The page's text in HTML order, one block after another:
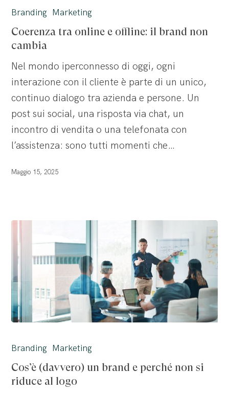
tra
online
e
il
brand
non
cambia
Branding Marketing
Coerenza tra online e offline: il brand non
cambia
Nel mondo iperconnesso di oggi, ogni
interazione con il cliente è parte di un unico,
continuo dialogo tra azienda e persone. Un
post sui social, una risposta via chat, un
incontro di vendita o una telefonata con
l’assistenza: sono tutti momenti che…
Maggio 15, 2025
(davvero)
un
brand
Branding Marketing
Cos’è (davvero) un brand e perché non si
riduce al logo